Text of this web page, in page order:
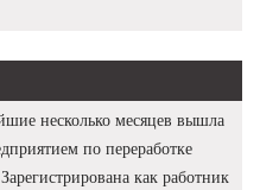
несколько месяцев вышла
по переработке
как работник